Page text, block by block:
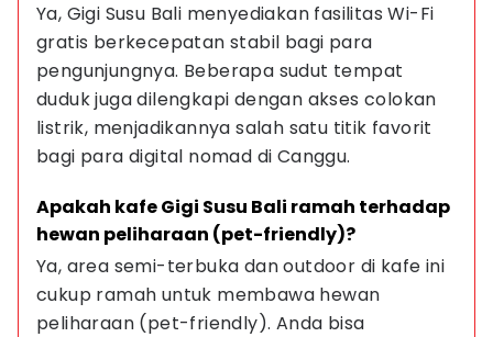
Ya, Gigi Susu Bali menyediakan fasilitas Wi-Fi
gratis berkecepatan stabil bagi para
pengunjungnya. Beberapa sudut tempat
duduk juga dilengkapi dengan akses colokan
listrik, menjadikannya salah satu titik favorit
bagi para digital nomad di Canggu.
Apakah kafe Gigi Susu Bali ramah terhadap
hewan peliharaan (pet-friendly)?
Ya, area semi-terbuka dan outdoor di kafe ini
cukup ramah untuk membawa hewan
peliharaan (pet-friendly). Anda bisa